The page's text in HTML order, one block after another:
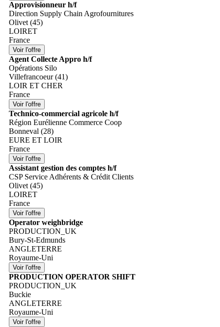
Approvisionneur h/f
Direction Supply Chain Agrofournitures
Olivet (45)
LOIRET
France
Agent Collecte Appro h/f
Opérations Silo
Villefrancoeur (41)
LOIR ET CHER
France
Technico-commercial agricole h/f
Région Eurélienne Commerce Coop
Bonneval (28)
EURE ET LOIR
France
Assistant gestion des comptes h/f
CSP Service Adhérents & Crédit Clients
Olivet (45)
LOIRET
France
Operator weighbridge
PRODUCTION_UK
Bury-St-Edmunds
ANGLETERRE
Royaume-Uni
PRODUCTION OPERATOR SHIFT
PRODUCTION_UK
Buckie
ANGLETERRE
Royaume-Uni